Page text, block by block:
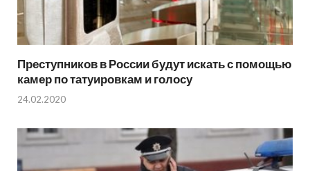
Преступников в России будут искать с помощью
камер по татуировкам и голосу
24.02.2020